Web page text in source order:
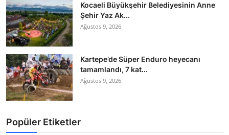
Kocaeli Büyükşehir Belediyesinin Anne
Şehir Yaz Ak...
Ağustos 9, 2026
Kartepe’de Süper Enduro heyecanı
tamamlandı, 7 kat...
Ağustos 9, 2026
Popüler Etiketler